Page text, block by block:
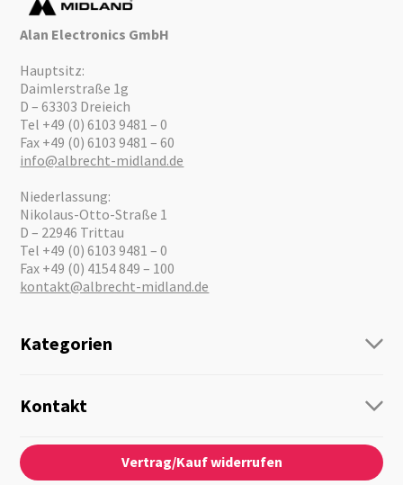
Alan Electronics GmbH
Hauptsitz:
Daimlerstraße 1g
D – 63303 Dreieich
Tel +49 (0) 6103 9481 – 0
Fax +49 (0) 6103 9481 – 60
info@albrecht-midland.de
Niederlassung:
Nikolaus-Otto-Straße 1
D – 22946 Trittau
Tel +49 (0) 6103 9481 – 0
Fax +49 (0) 4154 849 – 100
kontakt@albrecht-midland.de
Kategorien
Personenführung
Audio
Notfallvorsorge
Kontakt
Kontaktformular
Über Uns
News
Vertrag/Kauf widerrufen